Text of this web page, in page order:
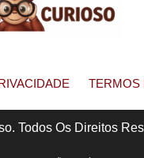
TERMOS
Todos Os Direitos